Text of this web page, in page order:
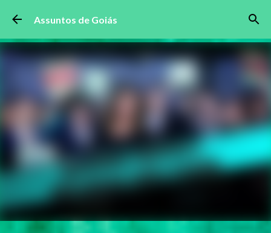
Pular para o conteúdo principal
Assuntos de Goiás